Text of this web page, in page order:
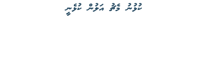
ކުޅުނު މެޗު އަލުން ކުޅެނީ